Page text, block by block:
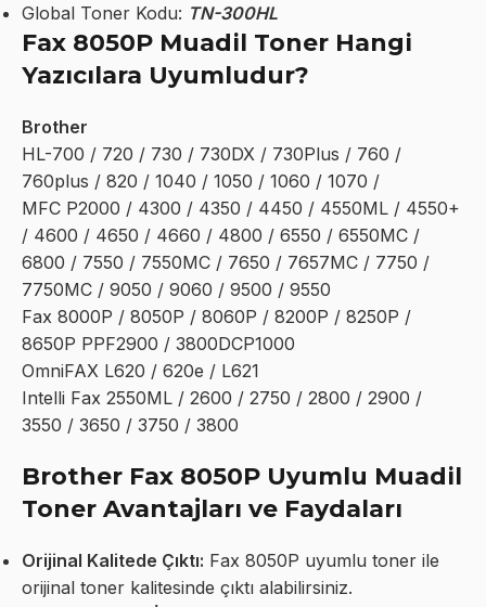
Global Toner Kodu: TN-300HL
Fax 8050P Muadil Toner Hangi
Yazıcılara Uyumludur?
Brother
HL-700 / 720 / 730 / 730DX / 730Plus / 760 /
760plus / 820 / 1040 / 1050 / 1060 / 1070 /
MFC P2000 / 4300 / 4350 / 4450 / 4550ML / 4550+
/ 4600 / 4650 / 4660 / 4800 / 6550 / 6550MC /
6800 / 7550 / 7550MC / 7650 / 7657MC / 7750 /
7750MC / 9050 / 9060 / 9500 / 9550
Fax 8000P / 8050P / 8060P / 8200P / 8250P /
8650P PPF2900 / 3800DCP1000
OmniFAX L620 / 620e / L621
Intelli Fax 2550ML / 2600 / 2750 / 2800 / 2900 /
3550 / 3650 / 3750 / 3800
Brother Fax 8050P Uyumlu Muadil
Toner Avantajları ve Faydaları
Orijinal Kalitede Çıktı: Fax 8050P uyumlu toner ile
orijinal toner kalitesinde çıktı alabilirsiniz.